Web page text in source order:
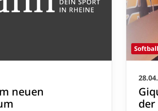
neuen
Softball
der